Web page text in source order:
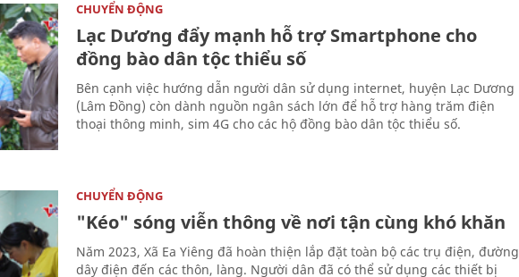
CHUYỂN ĐỘNG
Lạc Dương đẩy mạnh hỗ trợ Smartphone cho
đồng bào dân tộc thiểu số
Bên cạnh việc hướng dẫn người dân sử dụng internet, huyện Lạc Dương
(Lâm Đồng) còn dành nguồn ngân sách lớn để hỗ trợ hàng trăm điện
thoại thông minh, sim 4G cho các hộ đồng bào dân tộc thiểu số.
CHUYỂN ĐỘNG
"Kéo" sóng viễn thông về nơi tận cùng khó khăn
Năm 2023, Xã Ea Yiêng đã hoàn thiện lắp đặt toàn bộ các trụ điện, đường
dây điện đến các thôn, làng. Người dân đã có thể sử dụng các thiết bị